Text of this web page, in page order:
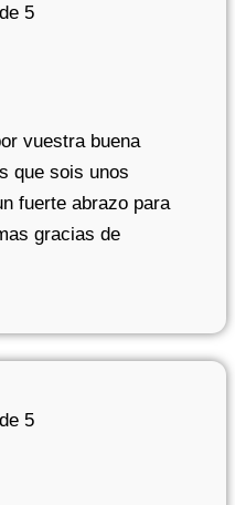
5
vuestra buena
que sois unos
fuerte abrazo para
gracias de
5